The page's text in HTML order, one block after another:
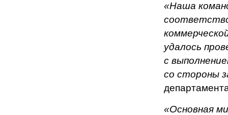
«Наша
удалось
с
со стороны
«Основная